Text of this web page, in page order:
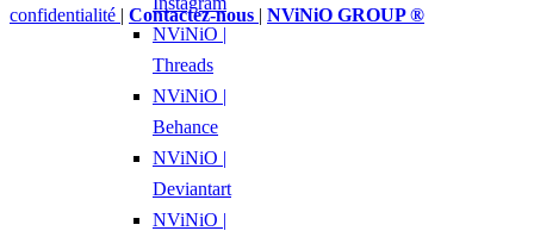
confidentialité | Contactez-nous | NViNiO GROUP ®
NViNiO |
Threads
NViNiO |
Behance
NViNiO |
Deviantart
NViNiO |